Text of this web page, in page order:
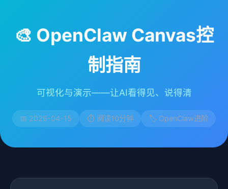
🎨 OpenClaw Canvas控
制指南
可视化与演示——让AI看得见、说得清
📅 2026-04-15 ⏱️ 阅读10分钟 🏷️ OpenClaw进阶